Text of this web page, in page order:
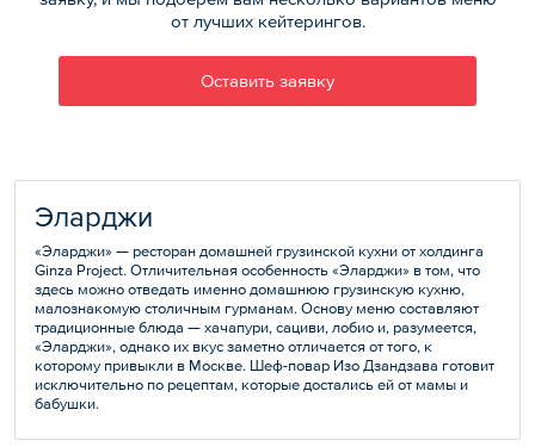
от лучших кейтерингов.
Оставить заявку
Эларджи
«Эларджи» — ресторан домашней грузинской кухни от холдинга
Ginza Project. Отличительная особенность «Эларджи» в том, что
здесь можно отведать именно домашнюю грузинскую кухню,
малознакомую столичным гурманам. Основу меню составляют
традиционные блюда — хачапури, сациви, лобио и, разумеется,
«Эларджи», однако их вкус заметно отличается от того, к
которому привыкли в Москве. Шеф-повар Изо Дзандзава готовит
исключительно по рецептам, которые достались ей от мамы и
бабушки.